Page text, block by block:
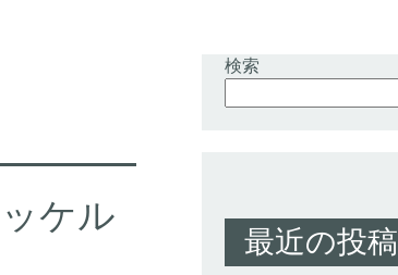
ケル
検索
最近の投稿